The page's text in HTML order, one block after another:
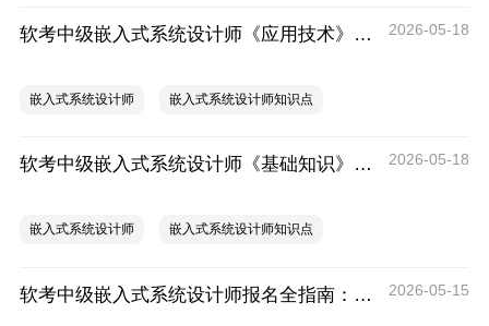
软考中级嵌入式系统设计师《应用技术》考什么？嵌入式系统设计师应用技术科目考试内容 2026-05-18
嵌入式系统设计师 嵌入式系统设计师知识点
软考中级嵌入式系统设计师《基础知识》考什么？嵌入式系统设计师基础知识科目考试内容 2026-05-18
嵌入式系统设计师 嵌入式系统设计师知识点
软考中级嵌入式系统设计师报名全指南：报名时间、入口、流程、资料、注意事项 2026-05-15